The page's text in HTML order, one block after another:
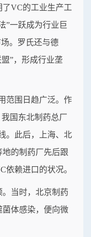
VC的工业生产工
”一跃成为行业巨
。罗氏还与德
”，形成行业垄
范围日趋广泛。作
国东北制药总厂
。此后，上海、北
的制药厂先后跟
依赖进口的状况。
当时，北京制药
体感染，便向微